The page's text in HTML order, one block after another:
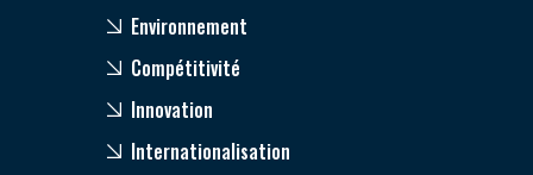
Environnement
Compétitivité
Innovation
Internationalisation